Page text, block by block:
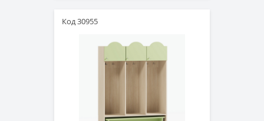
Код 30955